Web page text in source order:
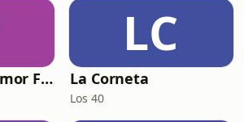
El podcast de Amor FM
LC
La Corneta
Los 40